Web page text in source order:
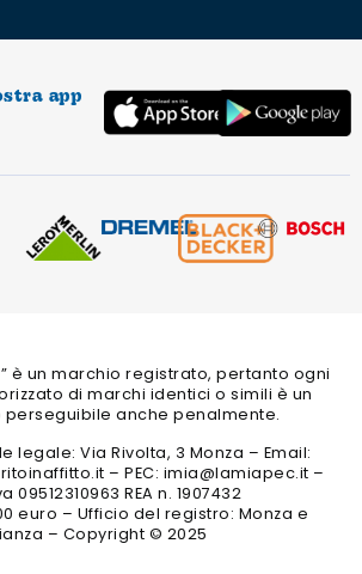
app
è un marchio registrato, pertanto ogni
di marchi identici o simili è un
perseguibile anche penalmente.
legale: Via Rivolta, 3 Monza – Email:
– PEC: imia@lamiapec.it –
09512310963 REA n. 1907432
euro – Ufficio del registro: Monza e
– Copyright © 2025